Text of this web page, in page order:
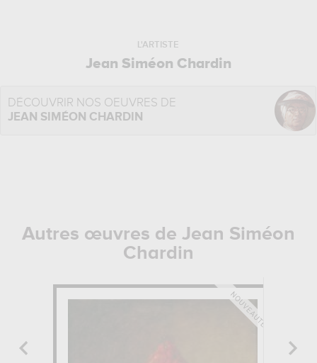
L'ARTISTE
Jean Siméon Chardin
DÉCOUVRIR NOS OEUVRES DE
JEAN SIMÉON CHARDIN
Autres œuvres de Jean Siméon
Chardin